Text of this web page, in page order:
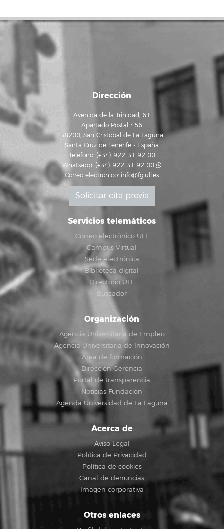
Dirección
Avenida de la Trinidad, 61
Apartado Postal 456
38200, San Cristóbal de La Laguna
Santa Cruz de Tenerife - España
Teléfono: (+34) 922 31 92 00
Whatsapp: (+34) 922 31 92 00
Correo electrónico: info@fg.ull.es
Solicitar cita previa
Servicios telemáticos
Correo electrónico ULL
Campus Virtual
Sede electrónica
Biblioteca digital
Directorio ULL
Buscador
Organización
Agencia Universitaria de Empleo
Agencia Universitaria de Innovación
Área de formación
Dirección Gerencia
Portal de transparencia
Noticias Fundación
Agenda Universidad de La Laguna
Acerca de
Aviso Legal
Política de Privacidad
Política de cookies
Canal de denuncias
Imagen corporativa
Otros enlaces